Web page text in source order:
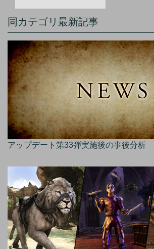
同カテゴリ最新記事
アップデート第33弾実施後の事後分析